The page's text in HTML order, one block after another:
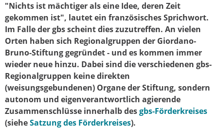
"Nichts ist mächtiger als eine Idee, deren Zeit
gekommen ist", lautet ein französisches Sprichwort.
Im Falle der gbs scheint dies zuzutreffen. An vielen
Orten haben sich Regionalgruppen der Giordano-
Bruno-Stiftung gegründet - und es kommen immer
wieder neue hinzu. Dabei sind die verschiedenen gbs-
Regionalgruppen keine direkten
(weisungsgebundenen) Organe der Stiftung, sondern
autonom und eigenverantwortlich agierende
Zusammenschlüsse innerhalb desgbs-Förderkreises
(sieheSatzung des Förderkreises).